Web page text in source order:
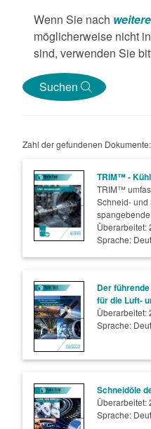
Wenn Sie nach
möglicherweise nicht
sind, verwenden Sie
Suchen
Zahl der gefundenen Dokumente:
TRIM™ -
TRIM™
Schneid- und
Überarbeitet:
Sprache:
Der
für die Luft-
Überarbeitet:
Sprache:
Schneidöle
Überarbeitet:
Sprache: